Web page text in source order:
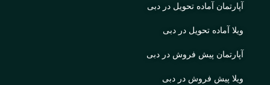
آپارتمان آماده تحویل در دبی
ویلا آماده تحویل در دبی
آپارتمان پیش فروش در دبی
ویلا پیش فروش در دبی